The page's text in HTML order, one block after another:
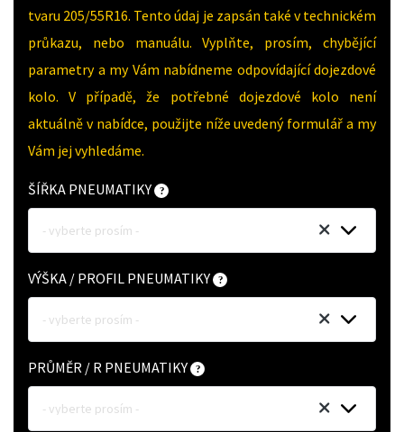
tvaru 205/55R16. Tento údaj je zapsán také v technickém
průkazu, nebo manuálu. Vyplňte, prosím, chybějící
parametry a my Vám nabídneme odpovídající dojezdové
kolo. V případě, že potřebné dojezdové kolo není
aktuálně v nabídce, použijte níže uvedený formulář a my
Vám jej vyhledáme.
ŠÍŘKA PNEUMATIKY
- vyberte prosím -
VÝŠKA / PROFIL PNEUMATIKY
- vyberte prosím -
PRŮMĚR / R PNEUMATIKY
- vyberte prosím -